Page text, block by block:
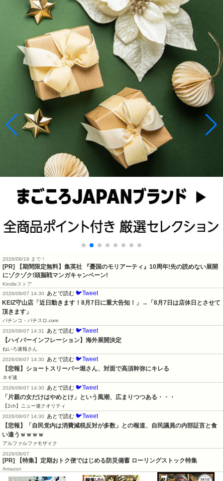
2026/08/19 まで！
[PR] 【期間限定無料】集英社 『憂国のモリアーティ』10周年!先の読めない展開
にゾクゾク!頭脳戦マンガキャンペーン!
Kindleストア
2026/08/07 14:30
あとで読む 🐦Tweet
KEIZ守山店「近日動きます！8月7日に重大告知！」→「8月7日は店休日とさせて
頂きます」
パチンコ・パチスロ.com
2026/08/07 14:31
あとで読む 🐦Tweet
【ハイパーインフレーション】海外展開決定
ねいろ速報さん
2026/08/07 14:30
あとで読む 🐦Tweet
【悲報】ショートスリーパー堀さん、対面で高須幹弥にキレる
ネギ速
2026/08/07 14:30
あとで読む 🐦Tweet
「片親の女だけはやめとけ」という風潮、広まりつつある・・・
【2ch】ニュー速クオリティ
2026/08/07 14:30
あとで読む 🐦Tweet
【悲報】「自民党内は消費減税反対が多数」との報道、自民議員の内部証言と食
い違うｗｗｗｗ
アルファルファモザイク
2026/08/07
[PR] 【特集】定期おトク便ではじめる防災備蓄 ローリングストック特集
Amazon